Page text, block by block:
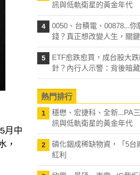
月中
，
訊與低軌衛星的黃金年代
4
0050、台積電、00878...你
錢？真正想改變人生，關鍵
5
ETF愈跌愈買，成台股大
針？內行人示警：背後暗
熱門排行
1
穩懋、宏捷科、全新...PA
訊與低軌衛星的黃金年代
2
磷化銦成稀缺物資，「5台
紅利